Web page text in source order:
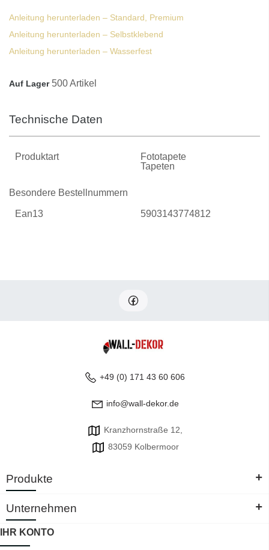
Anleitung herunterladen – Standard, Premium
Anleitung herunterladen – Selbstklebend
Anleitung herunterladen – Wasserfest
Auf Lager 500 Artikel
Technische Daten
Produktart
Fototapete
Tapeten
Besondere Bestellnummern
Ean13 5903143774812
+49 (0) 171 43 60 606
info@wall-dekor.de
Kranzhornstraße 12,
83059 Kolbermoor
Produkte +
Unternehmen +
IHR KONTO